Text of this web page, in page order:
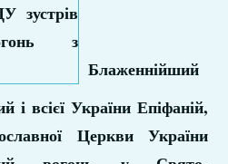
Блаженнійший
і всієї України Епіфаній,
Церкви України